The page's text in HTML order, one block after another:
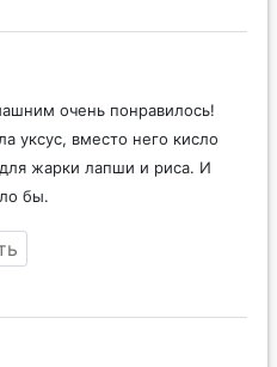
очень понравилось!
уксус, вместо него кисло
жарки лапши и риса. И
бы.